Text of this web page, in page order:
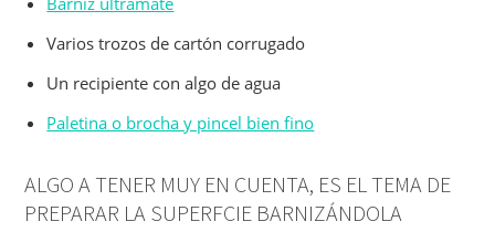
Varios trozos de cartón corrugado
Un recipiente con algo de agua
Paletina o brocha y pincel bien fino
ALGO A TENER MUY EN CUENTA, ES EL TEMA DE
PREPARAR LA SUPERFCIE BARNIZÁNDOLA